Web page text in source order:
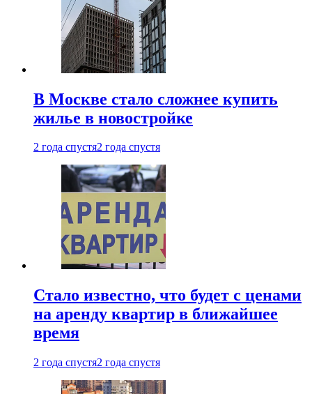
В Москве стало сложнее купить
жилье в новостройке
2 года спустя2 года спустя
Стало известно, что будет с ценами
на аренду квартир в ближайшее
время
2 года спустя2 года спустя